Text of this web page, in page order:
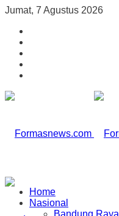
Jumat, 7 Agustus 2026
Home
Nasional
Bandung Raya